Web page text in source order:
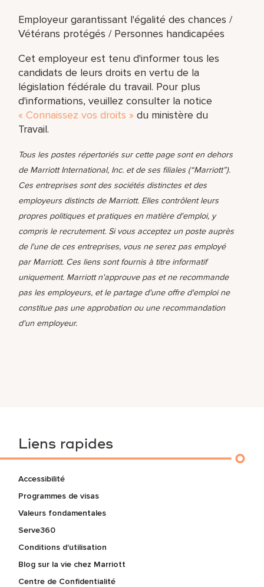
Employeur garantissant l'égalité des chances /
Vétérans protégés / Personnes handicapées
Cet employeur est tenu d'informer tous les
candidats de leurs droits en vertu de la
législation fédérale du travail. Pour plus
d'informations, veuillez consulter la notice
« Connaissez vos droits » du ministère du
Travail.
Tous les postes répertoriés sur cette page sont en dehors
de Marriott International, Inc. et de ses filiales (“Marriott”).
Ces entreprises sont des sociétés distinctes et des
employeurs distincts de Marriott. Elles contrôlent leurs
propres politiques et pratiques en matière d'emploi, y
compris le recrutement. Si vous acceptez un poste auprès
de l'une de ces entreprises, vous ne serez pas employé
par Marriott. Ces liens sont fournis à titre informatif
uniquement. Marriott n'approuve pas et ne recommande
pas les employeurs, et le partage d'une offre d'emploi ne
constitue pas une approbation ou une recommandation
d'un employeur.
Liens rapides
Accessibilité
Programmes de visas
Valeurs fondamentales
Serve360
Conditions d'utilisation
Blog sur la vie chez Marriott
Centre de Confidentialité